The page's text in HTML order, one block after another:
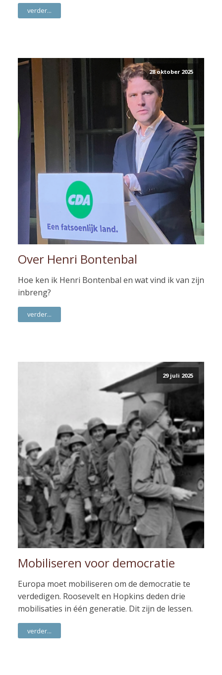
verder...
28 oktober 2025
Over Henri Bontenbal
Hoe ken ik Henri Bontenbal en wat vind ik van zijn
inbreng?
verder...
29 juli 2025
Mobiliseren voor democratie
Europa moet mobiliseren om de democratie te
verdedigen. Roosevelt en Hopkins deden drie
mobilisaties in één generatie. Dit zijn de lessen.
verder...